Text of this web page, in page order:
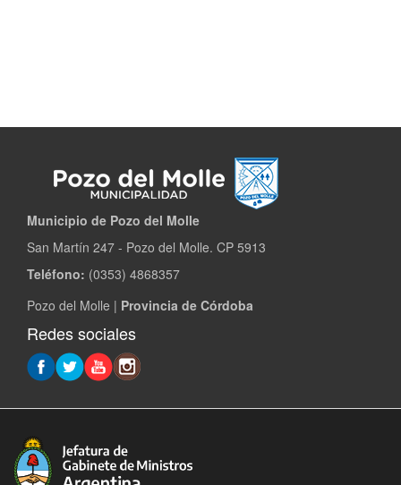
Municipio de Pozo del Molle​
San Martín 247 - Pozo del Molle. CP 5913
Teléfono: (0353) 4868357
Pozo del Molle | Provincia de Córdoba
Redes sociales